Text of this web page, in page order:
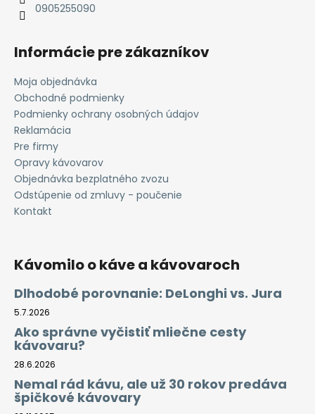
s
0905255090
Informácie pre zákazníkov
Moja objednávka
Obchodné podmienky
Podmienky ochrany osobných údajov
Reklamácia
Pre firmy
Opravy kávovarov
Objednávka bezplatného zvozu
Odstúpenie od zmluvy - poučenie
Kontakt
Kávomilo o káve a kávovaroch
Dlhodobé porovnanie: DeLonghi vs. Jura
5.7.2026
Ako správne vyčistiť mliečne cesty
kávovaru?
28.6.2026
Nemal rád kávu, ale už 30 rokov predáva
špičkové kávovary